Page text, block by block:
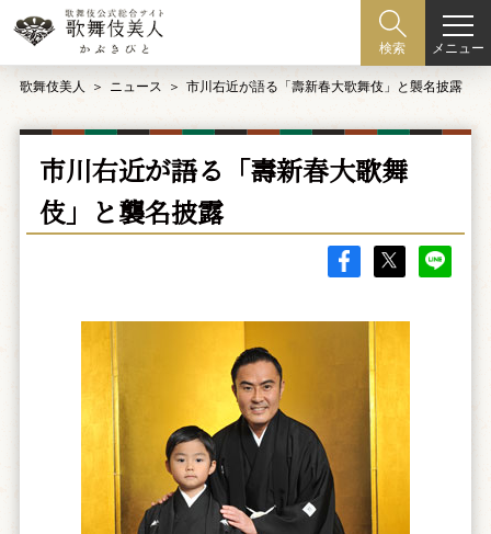
検索 メニュー
歌舞伎美人 ニュース 市川右近が語る「壽新春大歌舞伎」と襲名披露
市川右近が語る「壽新春大歌舞
伎」と襲名披露